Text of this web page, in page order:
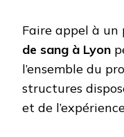
Faire appel à un
de sang à Lyon
l’ensemble du
structures
et de